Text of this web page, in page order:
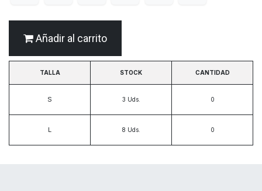
Añadir al carrito
TALLA STOCK CANTIDAD
S 3 Uds.
L 8 Uds.